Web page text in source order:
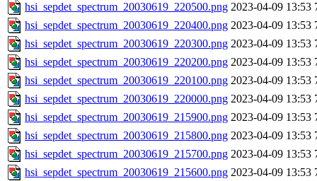
hsi_sepdet_spectrum_20030619_220500.png 2023-04-09 13:53
hsi_sepdet_spectrum_20030619_220400.png 2023-04-09 13:53
hsi_sepdet_spectrum_20030619_220300.png 2023-04-09 13:53
hsi_sepdet_spectrum_20030619_220200.png 2023-04-09 13:53
hsi_sepdet_spectrum_20030619_220100.png 2023-04-09 13:53
hsi_sepdet_spectrum_20030619_220000.png 2023-04-09 13:53
hsi_sepdet_spectrum_20030619_215900.png 2023-04-09 13:53
hsi_sepdet_spectrum_20030619_215800.png 2023-04-09 13:53
hsi_sepdet_spectrum_20030619_215700.png 2023-04-09 13:53
hsi_sepdet_spectrum_20030619_215600.png 2023-04-09 13:53